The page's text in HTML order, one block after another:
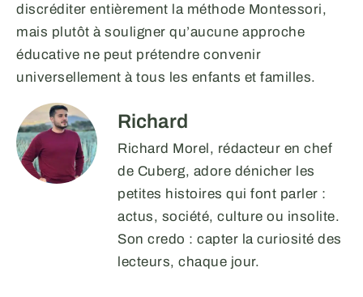
discréditer entièrement la méthode Montessori,
mais plutôt à souligner qu’aucune approche
éducative ne peut prétendre convenir
universellement à tous les enfants et familles.
Richard
Richard Morel, rédacteur en chef
de Cuberg, adore dénicher les
petites histoires qui font parler :
actus, société, culture ou insolite.
Son credo : capter la curiosité des
lecteurs, chaque jour.